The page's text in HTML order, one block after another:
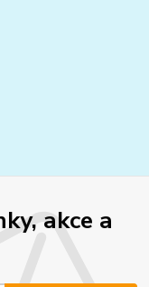
akce a